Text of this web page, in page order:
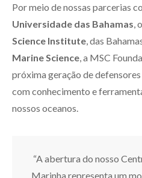
Por meio de nossas parcerias
Universidade das Bahamas , o
Science Institute , das
Marine Science , a MSC
próxima geração de
com conhecimento e
nossos oceanos.
“A abertura do nosso
Marinha representa um